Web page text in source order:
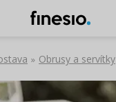
» Obrusy a servítky